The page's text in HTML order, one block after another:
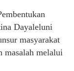
Dayaleluni
masyarakat
masalah melalui